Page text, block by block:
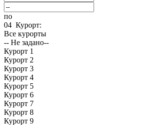
по
04 Курорт:
Все курорты
-- Не задано--
Курорт 1
Курорт 2
Курорт 3
Курорт 4
Курорт 5
Курорт 6
Курорт 7
Курорт 8
Курорт 9